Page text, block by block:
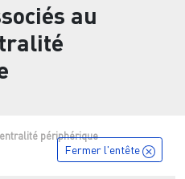
au
périphérique
Fermer l'entête